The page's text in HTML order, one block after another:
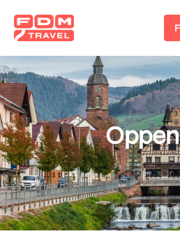
Gå
til
hovedindhold